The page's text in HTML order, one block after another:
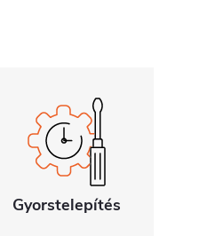
Gyorstelepítés